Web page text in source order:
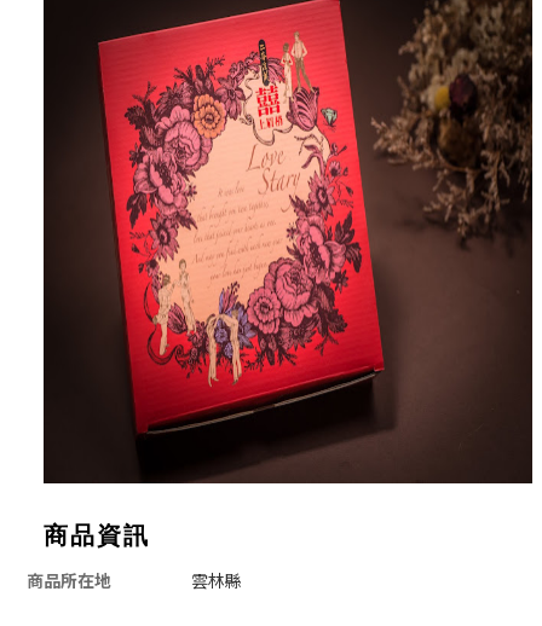
商品資訊
商品所在地 雲林縣